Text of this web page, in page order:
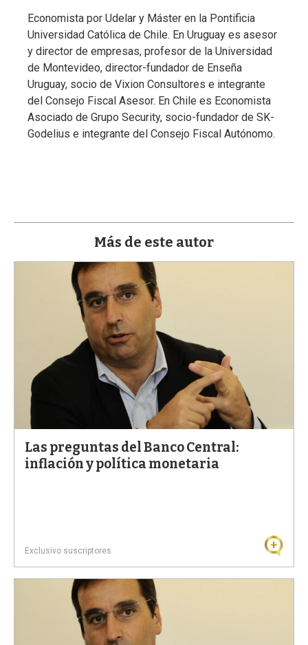
Economista por Udelar y Máster en la Pontificia
Universidad Católica de Chile. En Uruguay es asesor
y director de empresas, profesor de la Universidad
de Montevideo, director-fundador de Enseña
Uruguay, socio de Vixion Consultores e integrante
del Consejo Fiscal Asesor. En Chile es Economista
Asociado de Grupo Security, socio-fundador de SK-
Godelius e integrante del Consejo Fiscal Autónomo.
Más de este autor
Las preguntas del Banco Central:
inflación y política monetaria
Exclusivo suscriptores